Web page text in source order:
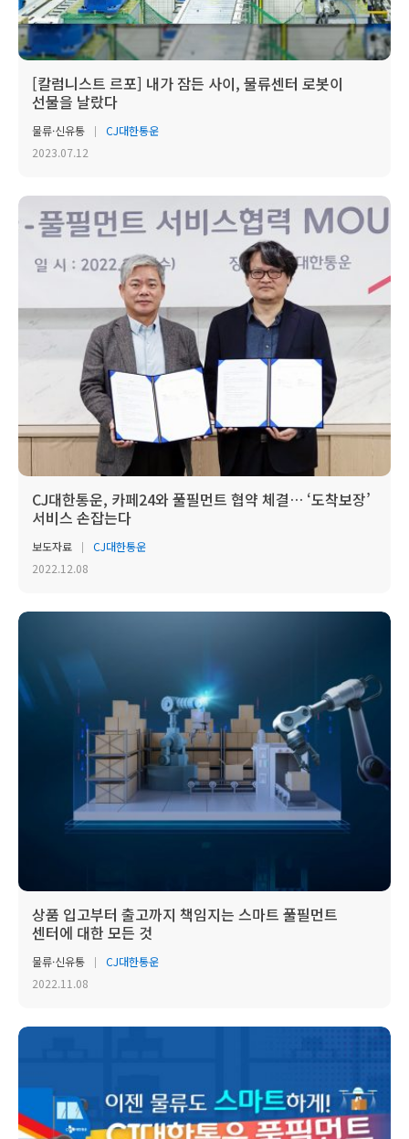
[칼럼니스트 르포] 내가 잠든 사이, 물류센터 로봇이
선물을 날랐다
물류·신유통
CJ대한통운
2023.07.12
CJ대한통운, 카페24와 풀필먼트 협약 체결… ‘도착보장’
서비스 손잡는다
보도자료
CJ대한통운
2022.12.08
상품 입고부터 출고까지 책임지는 스마트 풀필먼트
센터에 대한 모든 것
물류·신유통
CJ대한통운
2022.11.08